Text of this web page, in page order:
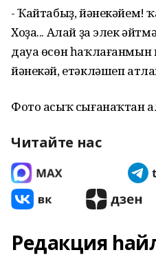
- Ҡайтабыҙ, йәнекәйем!
Хоҙа... Алай ҙа элек
дауа өсөн
йәнекәй, етәкләшеп
Фото асыҡ сығанаҡтан
Читайте нас
Редакция